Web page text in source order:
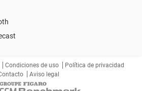
Condiciones de uso
Política de privacidad
Aviso legal